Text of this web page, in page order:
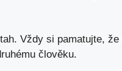
Vždy si pamatujte, že
člověku.